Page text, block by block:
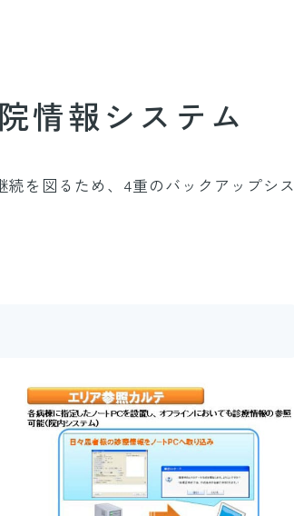
情報システム
を図るため、4重のバックアップシス